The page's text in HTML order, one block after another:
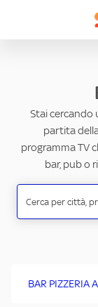
Stai cercando
partita
programma TV
bar, pub o
BAR PIZZERIA